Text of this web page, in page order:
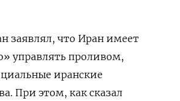
заявлял, что Иран имеет
управлять проливом,
иранские
При этом, как сказал